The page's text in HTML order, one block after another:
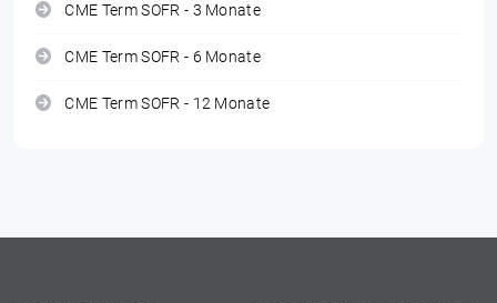
CME Term SOFR - 3 Monate
CME Term SOFR - 6 Monate
CME Term SOFR - 12 Monate